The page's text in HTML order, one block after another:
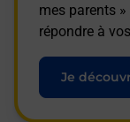
mes parents
répondre à
Je